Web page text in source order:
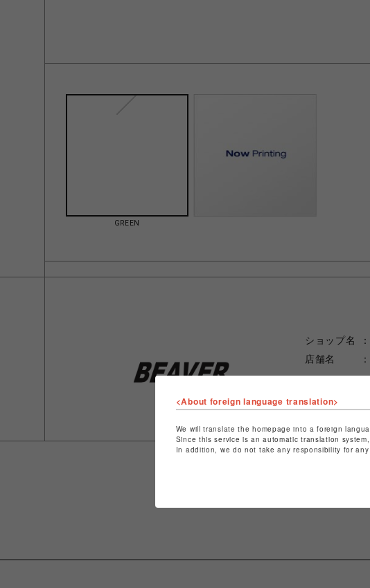
GREEN
ショップ名
店舗名
ショップお問
<About foreign language translation>
We will translate the homepage into a foreign
Since this service is an automatic translation
In addition, we do not take any responsibility for